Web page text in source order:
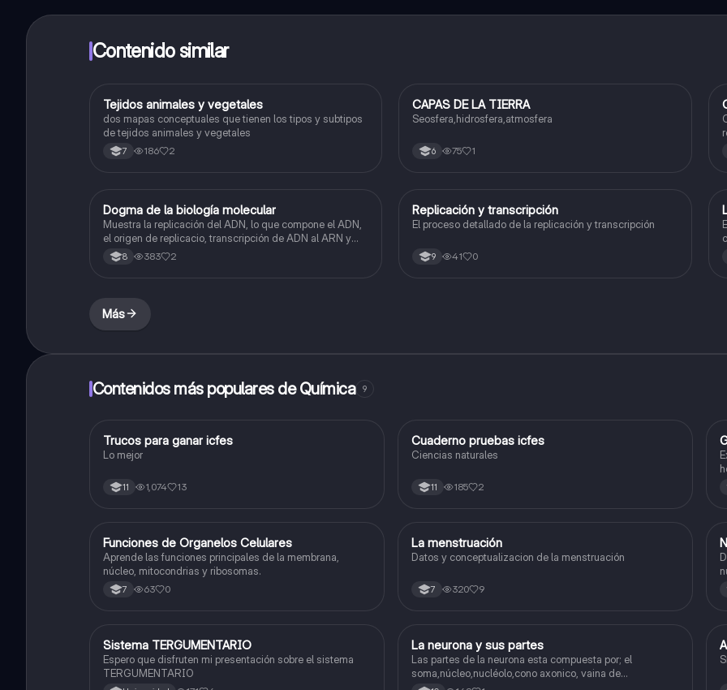
Contenido similar
Biologia
Tejidos animales y vegetales
dos mapas conceptuales que tienen los tipos y subtipos
de tejidos animales y vegetales
7 186 2
Biologia
CAPAS DE LA TIERRA
Seosfera,hidrosfera,atmosfera
6 75 1
Biologia
Dogma de la biología molecular
Muestra la replicación del ADN, lo que compone el ADN,
el origen de replicacio, transcripción de ADN al ARN y
traducción de ARN a proteína.
8 383 2
Biologia
Replicación y transcripción
El proceso detallado de la replicación y transcripción
9 41 0
Más
Contenidos más populares de Química 9
Química
Trucos para ganar icfes
Lo mejor
11 1,074 13
Biologia
Cuaderno pruebas icfes
Ciencias naturales
11 185 2
FBiologia
Funciones de Organelos Celulares
Aprende las funciones principales de la membrana,
núcleo, mitocondrias y ribosomas.
7 63 0
Biologia
La menstruación
Datos y conceptualizacion de la menstruación
7 320 9
Biologia
Sistema TERGUMENTARIO
Espero que disfruten mi presentación sobre el sistema
TERGUMENTARIO
Biologia
La neurona y sus partes
Las partes de la neurona esta compuesta por; el
soma,núcleo,nucléolo,cono axonico, vaina de
mielina,celula schwan,núcleo de schwann,nódulo de